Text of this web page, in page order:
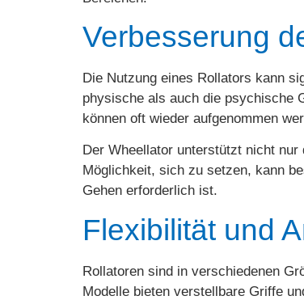
Verbesserung
Die Nutzung eines Rollators kann
physische als auch die psychische
können oft wieder aufgenommen
Der Wheellator unterstützt nicht
Möglichkeit, sich zu setzen, kann
Gehen erforderlich ist.
Flexibilität und
Rollatoren sind in verschiedenen
Modelle bieten verstellbare Griffe